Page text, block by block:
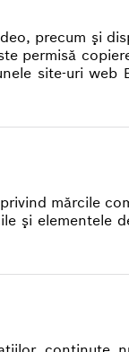
precum şi
permisă
site-uri web
mărcile
şi elementele